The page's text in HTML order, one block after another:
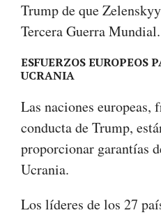
Trump de que
Tercera Guerra Mundial.
ESFUERZOS EUROPEOS
UCRANIA
Las naciones europeas,
conducta de Trump,
proporcionar garantías
Ucrania.
Los líderes de los 27